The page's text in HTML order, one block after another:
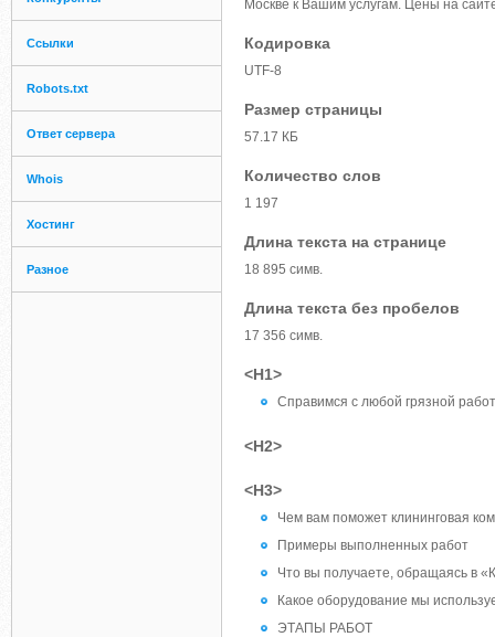
Ссылки
Robots.txt
Ответ сервера
Whois
Хостинг
Разное
Москве к Вашим услугам. Цены на
Кодировка
UTF-8
Размер страницы
57.17 КБ
Количество слов
1 197
Длина текста на странице
18 895 симв.
Длина текста без пробелов
17 356 симв.
<H1>
Справимся с любой грязной
<H2>
<H3>
Чем вам поможет клининговая
Примеры выполненных работ
Что вы получаете, обращаясь в
Какое оборудование мы
ЭТАПЫ РАБОТ